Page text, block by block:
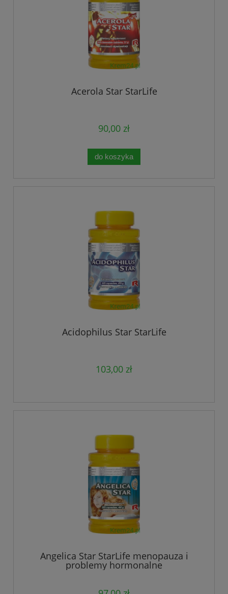
Acerola Star StarLife
90,00 zł
do koszyka
Acidophilus Star StarLife
103,00 zł
Angelica Star StarLife menopauza i
problemy hormonalne